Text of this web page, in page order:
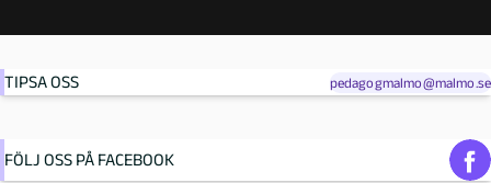
TIPSA OSS pedagogmalmo@malmo.se
FÖLJ OSS PÅ FACEBOOK